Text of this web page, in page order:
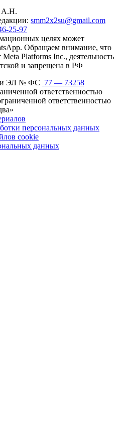
А.Н.
smm2x2su@gmail.com
25-97
целях может
Обращаем внимание, что
Platforms Inc., деятельность
и запрещена в РФ
ЭЛ № ФС 77 — 73258
ответственностью
ответственностью
персональных данных
cookie
данных